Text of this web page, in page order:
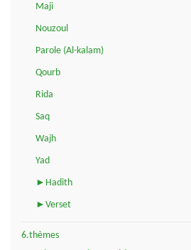
Maji
Nouzoul
Parole (Al-kalam)
Qourb
Rida
Saq
Wajh
Yad
►Hadith
►Verset
6.thèmes